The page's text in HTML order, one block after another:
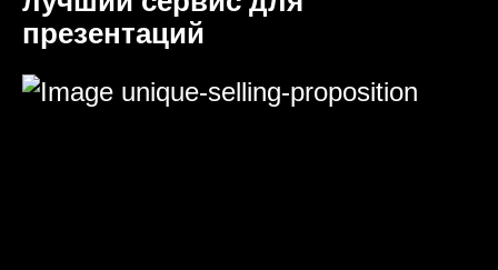
презентаций